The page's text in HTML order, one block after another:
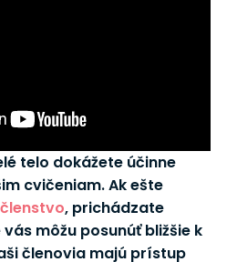
telo dokážete účinne
cvičeniam. Ak ešte
, prichádzate
môžu posunúť bližšie k
členovia majú prístup